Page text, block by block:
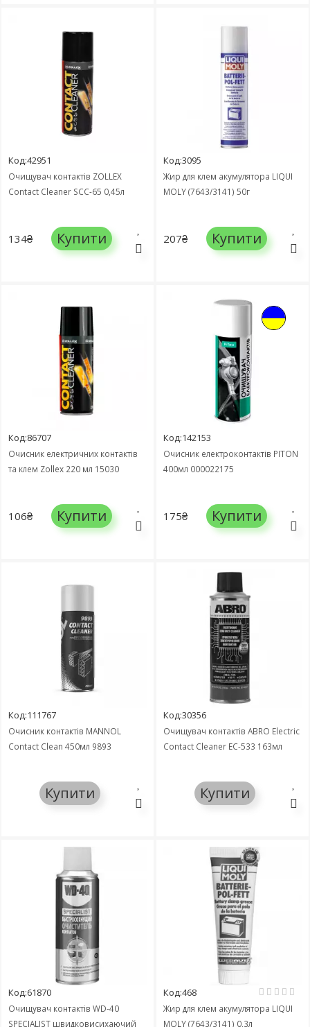
Код:42951
Очищувач контактів ZOLLEX
Contact Cleaner SCC-65 0,45л
134₴ Купити
Код:3095
Жир для клем акумулятора LIQUI
MOLY (7643/3141) 50г
207₴ Купити
Код:86707
Очисник електричних контактів
та клем Zollex 220 мл 15030
106₴ Купити
Код:142153
Очисник електроконтактів PITON
400мл 000022175
175₴ Купити
Код:111767
Очисник контактів MANNOL
Contact Clean 450мл 9893
Купити
Код:30356
Очищувач контактів ABRO Electric
Contact Cleaner EC-533 163мл
Купити
Код:61870
Очищувач контактів WD-40
SPECIALIST швидковисихаючий
Код:468
Жир для клем акумулятора LIQUI
MOLY (7643/3141) 0,3л